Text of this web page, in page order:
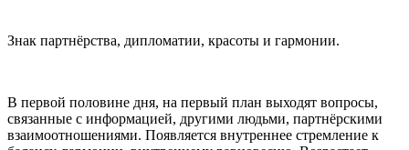
Знак партнёрства, дипломатии, красоты и гармонии.
В первой половине дня, на первый план выходят вопросы,
связанные с информацией, другими людьми, партнёрскими
взаимоотношениями. Появляется внутреннее стремление к